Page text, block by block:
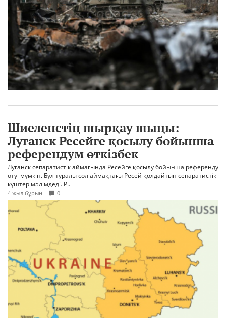
Шиеленстің шырқау шыңы:
Луганск Ресейге қосылу бойынша
референдум өткізбек
Луганск сепаратистік аймағында Ресейге қосылу бойынша референду
өтуі мүмкін. Бұл туралы сол аймақтағы Ресей қолдайтын сепаратистік
күштер мәлімдеді. Р..
4 жыл бұрын 0